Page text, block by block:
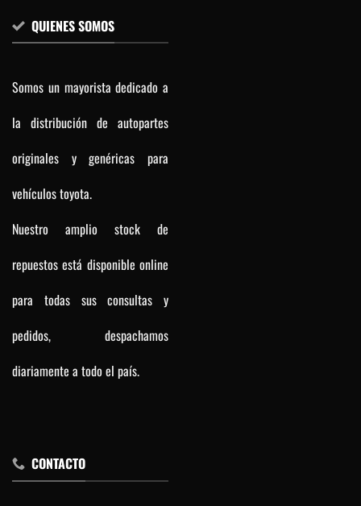
QUIENES SOMOS
Somos un mayorista dedicado a
la distribución de autopartes
originales y genéricas para
vehículos toyota.
Nuestro amplio stock de
repuestos está disponible online
para todas sus consultas y
pedidos, despachamos
diariamente a todo el país.
CONTACTO